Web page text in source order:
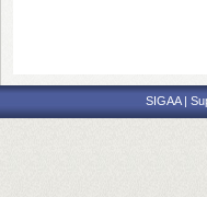
SIGAA |